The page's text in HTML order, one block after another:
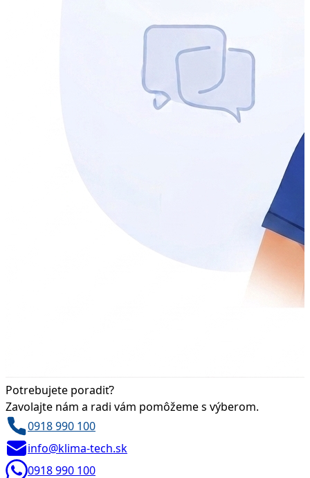
Potrebujete poradiť?
Zavolajte nám a radi vám pomôžeme s výberom.
0918 990 100
info@klima-tech.sk
0918 990 100